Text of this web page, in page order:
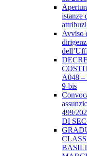
istanze
Avviso
A048 –
9-bis
499/
DI